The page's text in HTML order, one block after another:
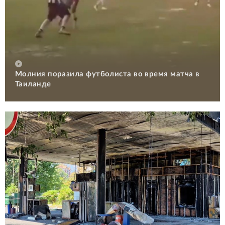
Молния поразила футболиста во время матча в
Таиланде